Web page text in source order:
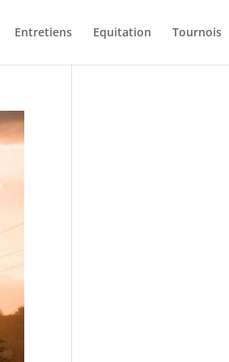
Entretiens Equitation Tournois